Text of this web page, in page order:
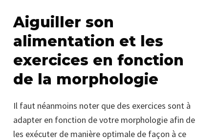
Aiguiller son
alimentation et les
exercices en fonction
de la morphologie
Il faut néanmoins noter que des exercices sont à
adapter en fonction de votre morphologie afin de
les exécuter de manière optimale de façon à ce